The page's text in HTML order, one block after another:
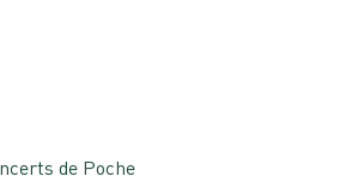
de Poche